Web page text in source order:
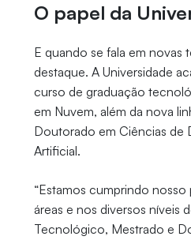
O papel da
E quando se fala em novas
destaque. A Universidade
curso de graduação
em Nuvem, além da nova
Doutorado em Ciências de
Artificial.
“Estamos cumprindo nosso
áreas e nos diversos níveis
Tecnológico, Mestrado e